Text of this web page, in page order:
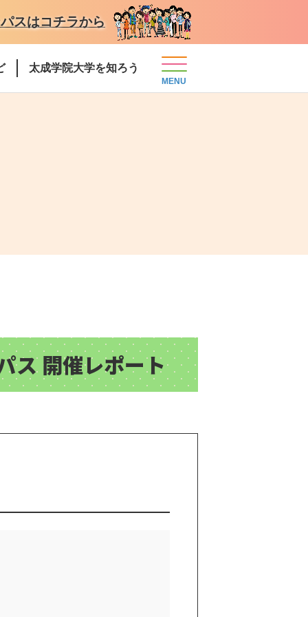
スはコチラから
太成学院大学を知ろう
ス 開催レポート